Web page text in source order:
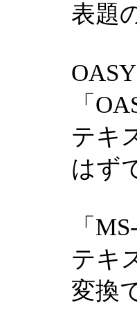
表題
「
テキ
はず
「
テキ
変換